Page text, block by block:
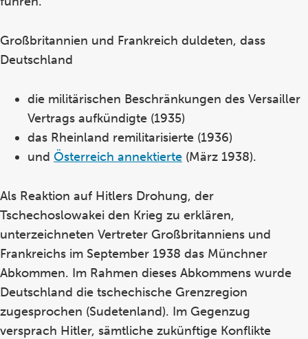
Großbritannien und Frankreich duldeten, dass
Deutschland
die militärischen Beschränkungen des Versailler
Vertrags aufkündigte (1935)
das Rheinland remilitarisierte (1936)
und Österreich annektierte (März 1938).
Als Reaktion auf Hitlers Drohung, der
Tschechoslowakei den Krieg zu erklären,
unterzeichneten Vertreter Großbritanniens und
Frankreichs im September 1938 das Münchner
Abkommen. Im Rahmen dieses Abkommens wurde
Deutschland die tschechische Grenzregion
zugesprochen (Sudetenland). Im Gegenzug
versprach Hitler, sämtliche zukünftige Konflikte